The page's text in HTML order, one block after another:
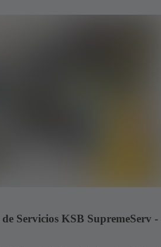
Servicios KSB SupremeServ -